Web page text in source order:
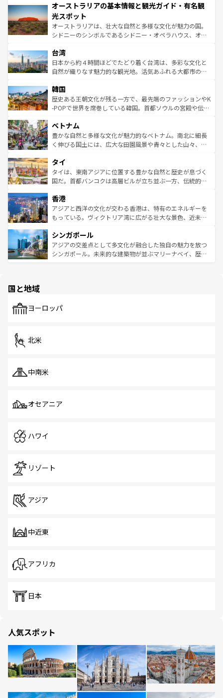
部のニューオーリンズでは、音楽と美食が融合した独特の
文化が魅力。旅行者はアメリカの各地域で異なる魅力を楽
しみながら、その多様性と豊かな歴史を感じることができ
るだろう。車でのロードトリップや列車の旅も、アメリカ
情報は
ワイ島は見逃せない。また、定番の観光地といえばオアフ
島だが、静かな自然を求めるならマウイ島やカウアイ島が
おすすめ。エメラルドグリーンに輝く海をはじめ、豊かな
文化や歴史が息づいている。「アロハスピリット」と呼ば
人々、おいしいローカルフードやハワイアンミュージッ
ク、伝統的なフラダンスなど、すべてがハワイの魅力を彩
っている。訪れるたびに新しい発見と感動が待っているハ
はコンテンツ一覧
オーストラリアの基本情報と観光ガイド・有名観
光スポット
オーストラリアは、壮大な自然と多様な文化が魅力の国。
シドニーのシンボルであるシドニー・オペラハウス、オー
リアリーフや大陸中央部にそびえるウルル（エアーズロッ
ク）、タスマニアの美しい原生林やケアンズの熱帯雨林な
ど、見どころがたくさん。また、カフェやワイン、オージ
いる。アクティビティも充実しており、サーフィンやダイ
ビング、ハイキングなど、アウトドア好きにはたまらな
い。オーストラリアの多彩な魅力を存分に味わいつくそ
参照してほしい。
台湾
日本から約４時間ほどでたどり着く台湾は、多彩な文化と
自然が織りなす魅力的な観光地。活気あふれる大都市の台
ン）、静ひつな山岳地帯である台湾東部など、都市の喧騒
と山間の静けさが共存しており、訪れる人に新しい発見と
驚きをもたらしてくれる。また、奥深い台湾の食文化も魅
容にもいいと評判のスイーツなど、バラエティ豊かな料理
が味わえる。 なお、新着の台湾情報は コンテンツ一覧を参
照してほしい。
韓国
歴史ある王朝文化が残る一方で、最先端のファッションやK
-POPで世界を席巻している韓国。首都ソウルの宮殿や伝統
き、地方に足を延ばせば四季折々の自然美を楽しむことが
できる。そして、キムチや焼肉、絶品のストリートフード
まで、さまざまな韓国料理が待っている。夜には、韓国な
リティに包まれながら、韓国の多彩な魅力を心ゆくまで味
わってみてほしい。 なお、新着の韓国情報はコンテンツ一
覧を参照してほしい。
ベトナム
豊かな自然と多様な文化が魅力的なベトナム。南北に細長
く伸びる国土には、広大な田園風景や青々とした山々、世
急速な発展と共に伝統が息づく。ハノイの古い町並みやホ
ーチミン市のフランス統治時代の建物も、独特の雰囲気を
醸し出している。また、バラエティの豊かさとおいしさで
とつ。フォーやバインミー、ベトナムコーヒーなどは、ぜ
ひ現地で味わいたい。どの地域を訪れてもあたたかい人々
が旅行者を迎えてくれるので、きっと忘れられない旅にな
参照してほしい。
タイ
タイは、東南アジアに位置する豊かな自然と歴史が息づく
国だ。首都バンコクは高層ビルが立ち並ぶ一方、伝統的な
の活気が交差している。北部ではチェンマイなどの山岳地
帯で自然と触れ合い、南部ではプーケットやクラビの美し
いビーチでリゾート気分を楽しむことができる。タイ料理
激する。気候は一年中温暖で、どの季節にも異なる楽しみ
が待っている。親しみやすいタイの人々、仏教を中心とし
た文化、そして多様な観光資源が、訪れる旅人を魅了し続
香港
アジアと西洋の文化が交わる香港は、特有のエネルギーを
もっている。ヴィクトリア湾に広がる壮大な景色、近未来
み、どこを訪れても感動するはず。観光スポットが密集し
ており、効率よく見どころを回れるのも魅力。息をのむよ
うな絶景から文化的な体験まで、香港を存分に楽しみ尽く
シンガポール
アジアの交差点として多文化が融合した独自の魅力を放つ
シンガポール。未来的な建築物が並ぶマリーナベイ、歴史
で、ホーカーズは地元の風情を楽しめる外せないスポット
国と地域
ヨーロッパ
北米
中南米
オセアニア
ハワイ
リゾート
アジア
中近東
アフリカ
日本
人気スポット